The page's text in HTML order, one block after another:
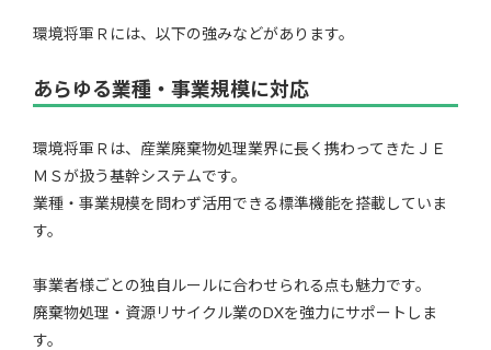
環境将軍Ｒには、以下の強みなどがあります。
あらゆる業種・事業規模に対応
環境将軍Ｒは、産業廃棄物処理業界に長く携わってきたＪＥ
ＭＳが扱う基幹システムです。
業種・事業規模を問わず活用できる標準機能を搭載していま
す。
事業者様ごとの独自ルールに合わせられる点も魅力です。
廃棄物処理・資源リサイクル業のDXを強力にサポートしま
す。